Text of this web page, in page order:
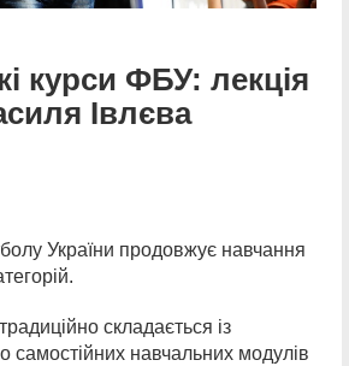
курси ФБУ: лекція
Івлєва
України продовжує навчання
складається із
самостійних навчальних модулів